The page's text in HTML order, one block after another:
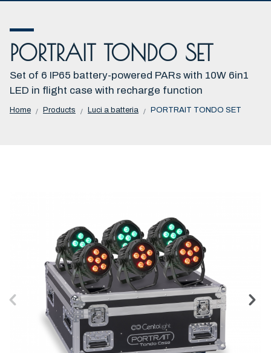
PORTRAIT TONDO SET
Set of 6 IP65 battery-powered PARs with 10W 6in1
LED in flight case with recharge function
Home Products Luci a batteria PORTRAIT TONDO SET